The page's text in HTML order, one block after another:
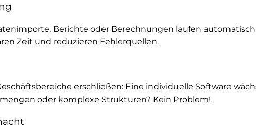
Berichte oder Berechnungen laufen automatisch
Zeit und reduzieren Fehlerquellen.
erschließen: Eine individuelle Software
oder komplexe Strukturen? Kein Problem!